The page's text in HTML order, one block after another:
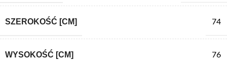
SZEROKOŚĆ [CM] 74
WYSOKOŚĆ [CM] 76